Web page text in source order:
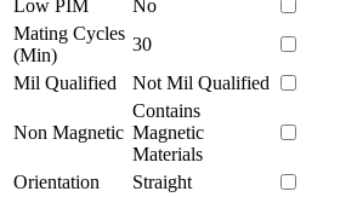
Low PIM
No
Mating Cycles
(Min)
30
Mil Qualified
Not Mil Qualified
Non Magnetic
Contains
Magnetic
Materials
Orientation
Straight